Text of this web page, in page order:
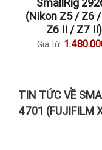
(Nikon Z5 / Z6
Z6 II / Z7 II)
Giá từ:
TIN TỨC VỀ
4701 (FUJIFILM